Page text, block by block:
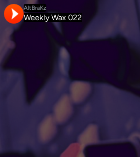
AltBraKz
Weekly Wax 022